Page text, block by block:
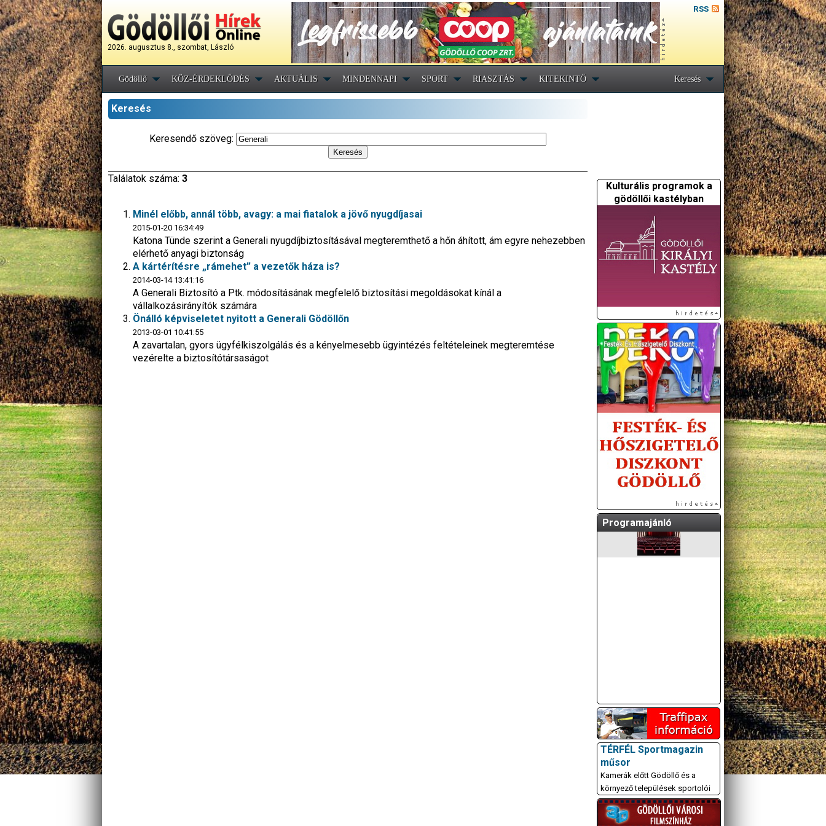
2026. augusztus 8., szombat, László
RSS
Gödöllő KÖZ-ÉRDEKLŐDÉS AKTUÁLIS MINDENNAPI SPORT RIASZTÁS KITEKINTŐ Keresés
Keresés
Keresendő szöveg:
Találatok száma: 3
Minél előbb, annál több, avagy: a mai fiatalok a jövő nyugdíjasai
2015-01-20 16:34:49
Katona Tünde szerint a Generali nyugdíjbiztosításával megteremthető a hőn áhított, ám egyre nehezebben
elérhető anyagi biztonság
A kártérítésre „rámehet” a vezetők háza is?
2014-03-14 13:41:16
A Generali Biztosító a Ptk. módosításának megfelelő biztosítási megoldásokat kínál a
vállalkozásirányítók számára
Önálló képviseletet nyitott a Generali Gödöllőn
2013-03-01 10:41:55
A zavartalan, gyors ügyfélkiszolgálás és a kényelmesebb ügyintézés feltételeinek megteremtése
vezérelte a biztosítótársaságot
Kulturális programok a
gödöllői kastélyban
Programajánló
A GÖDÖLLŐI ÉS
KÖRNYÉKBELI
KULTURÁLIS- ÉS
SPORTPROGRAMOKAT
KÖZÖSSÉGI
OLDALUNKON TESSZÜK
KÖZZÉ!
TÉRFÉL Sportmagazin
műsor
Kamerák előtt Gödöllő és a
környező települések sportolói